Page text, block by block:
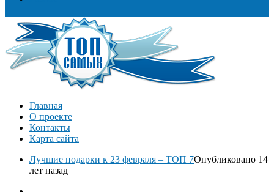
Главная
О проекте
Контакты
Карта сайта
Лучшие подарки к 23 февраля – ТОП 7Опубликовано 14
лет назад